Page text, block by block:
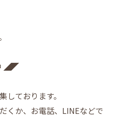
◢◤
しております。
くか、お電話、LINEなどで